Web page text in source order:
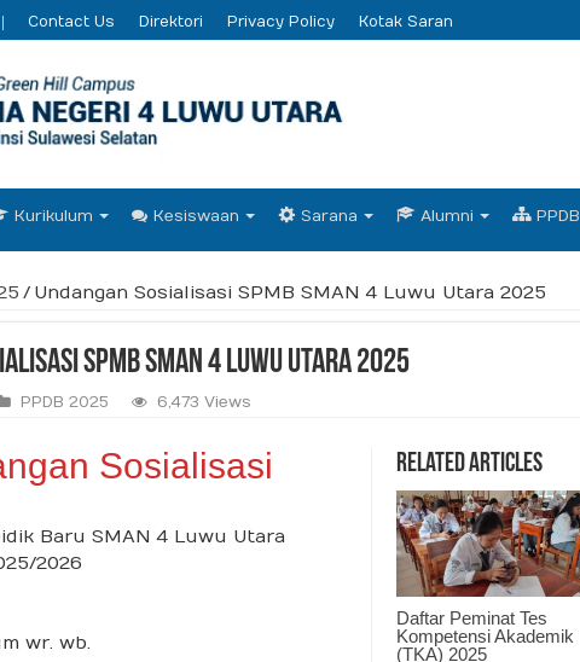
Contact Us Direktori Privacy Policy Kotak Saran
Kurikulum Kesiswaan Sarana Alumni PPDB
/ Undangan Sosialisasi SPMB SMAN 4 Luwu Utara 2025
SPMB SMAN 4 Luwu Utara 2025
PPDB 2025 6,473 Views
Related Articles
Daftar Peminat Tes
Kompetensi Akademik
(TKA) 2025
Sosialisasi
Baru SMAN 4 Luwu Utara
2026
wr. wb.